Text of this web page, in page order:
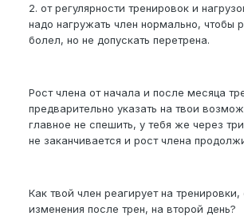
2. от регулярности тренировок и
надо нагружать член нормально, чтобы
болел, но не допускать перетрена.
Рост члена от начала и после месяца
предварительно указать на твои
главное не спешить, у тебя же через
не заканчивается и рост члена
Как твой член реагирует на тренировки,
изменения после трен, на второй день?